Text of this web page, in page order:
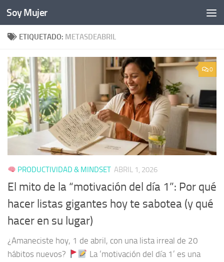
Bajo el contenido
Soy Mujer
ETIQUETADO: METASDEABRIL
0
PRODUCTIVIDAD & MINDSET ABRIL 1, 2026
El mito de la “motivación del día 1”: Por qué
hacer listas gigantes hoy te sabotea (y qué
hacer en su lugar)
¿Amaneciste hoy, 1 de abril, con una lista irreal de 20
hábitos nuevos?
La ‘motivación del día 1’ es una